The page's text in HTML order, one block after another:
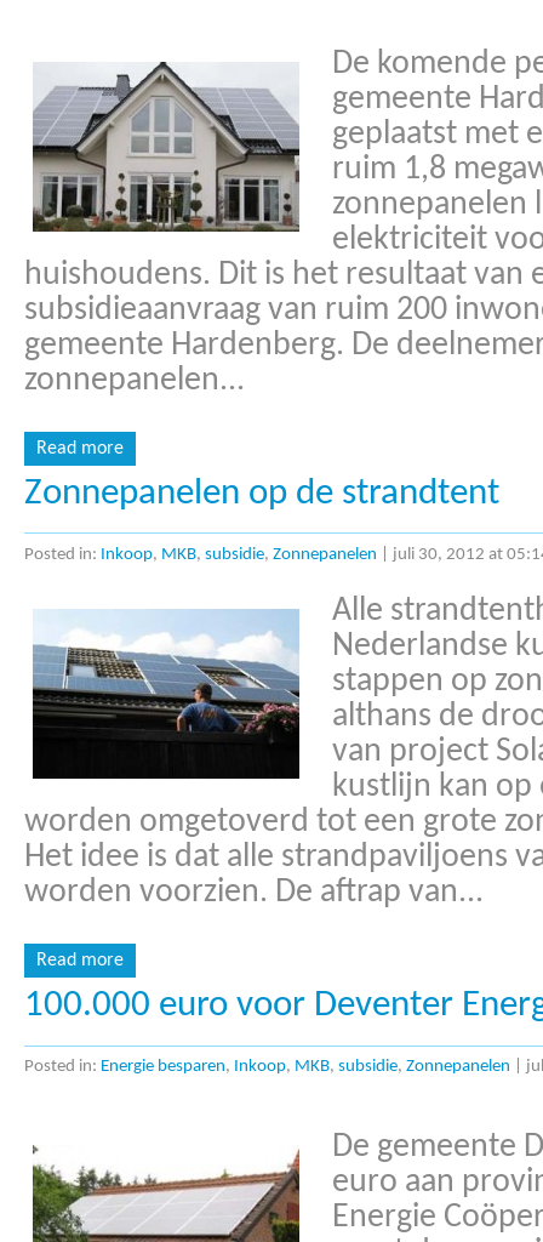
De komende
gemeente
geplaatst met
ruim 1,8
zonnepanelen
elektriciteit
huishoudens. Dit is het resultaat van
subsidieaanvraag van ruim 200
gemeente Hardenberg. De
zonnepanelen...
Read more
Zonnepanelen op de strandtent
Posted in: Inkoop, MKB, subsidie, Zonnepanelen juli 30, 2012 at
Alle
Nederlandse
stappen op
althans de
van project
kustlijn kan op
worden omgetoverd tot een grote
Het idee is dat alle strandpaviljoens
worden voorzien. De aftrap van...
Read more
100.000 euro voor Deventer
Posted in: Energie besparen, Inkoop, MKB, subsidie, Zonnepanelen
De gemeente
euro aan
Energie